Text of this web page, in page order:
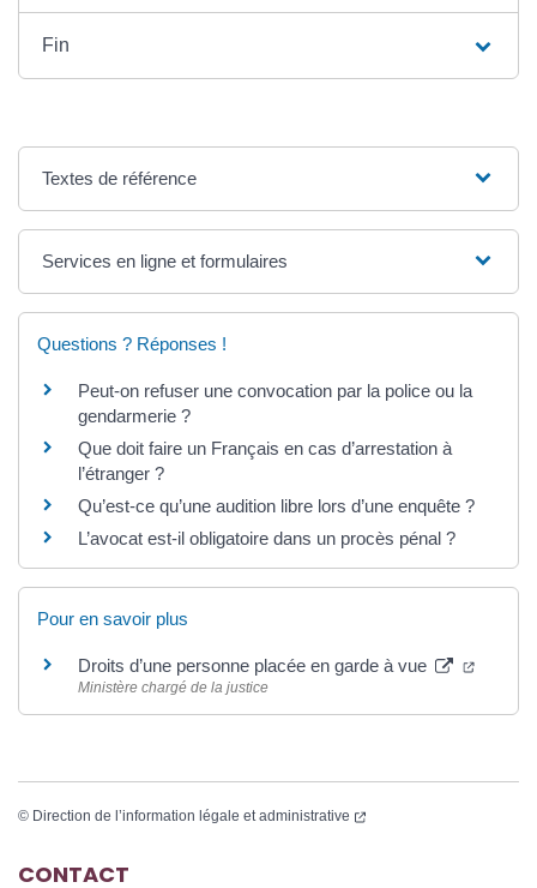
Fin
Textes de référence
Services en ligne et formulaires
Questions ? Réponses !
Peut-on refuser une convocation par la police ou la
gendarmerie ?
Que doit faire un Français en cas d’arrestation à
l’étranger ?
Qu’est-ce qu’une audition libre lors d’une enquête ?
L’avocat est-il obligatoire dans un procès pénal ?
Pour en savoir plus
Droits d’une personne placée en garde à vue
Ministère chargé de la justice
© Direction de l’information légale et administrative
CONTACT